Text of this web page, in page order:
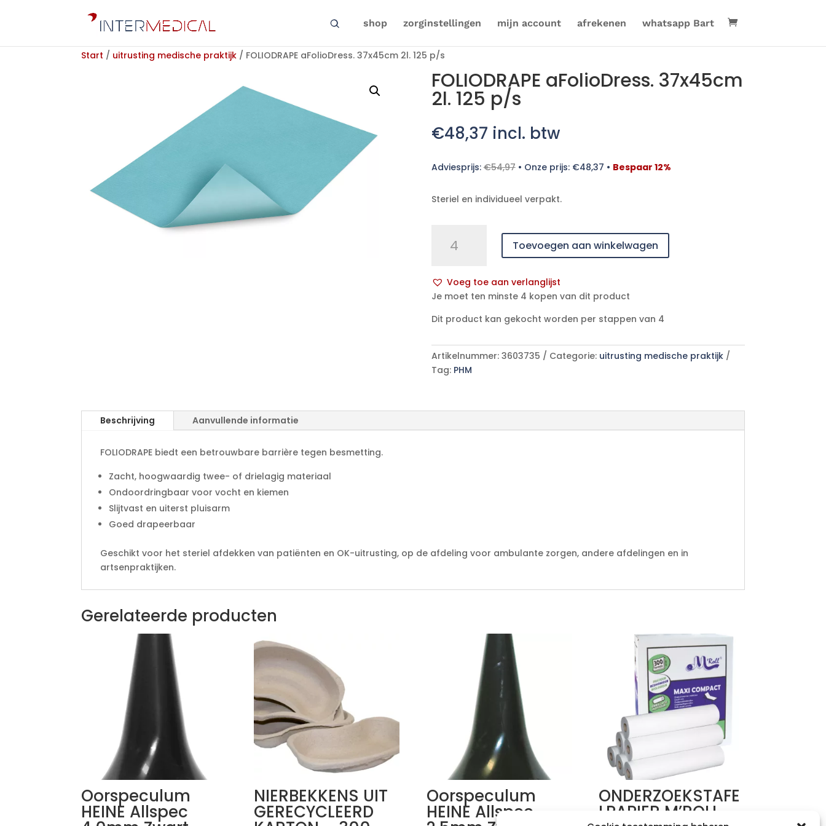
shop zorginstellingen mijn account afrekenen whatsapp Bart
Start / uitrusting medische praktijk / FOLIODRAPE aFolioDress. 37x45cm 2l. 125 p/s
FOLIODRAPE aFolioDress. 37x45cm
2l. 125 p/s
€48,37 incl. btw
Adviesprijs:€54,97• Onze prijs: €48,37 • Bespaar 12%
Steriel en individueel verpakt.
aFolioDress.
125
p/s
aantal
Toevoegen aan winkelwagen
Voeg toe aan verlanglijst
A
t
r
n
i
Je moet ten minste 4 kopen van dit product
Dit product kan gekocht worden per stappen van 4
Artikelnummer: 3603735 Categorie: uitrusting medische praktijk
Tag: PHM
Beschrijving Aanvullende informatie
FOLIODRAPE biedt een betrouwbare barrière tegen besmetting.
Zacht, hoogwaardig twee- of drielagig materiaal
Ondoordringbaar voor vocht en kiemen
Slijtvast en uiterst pluisarm
Goed drapeerbaar
Geschikt voor het steriel afdekken van patiënten en OK-uitrusting, op de afdeling voor ambulante zorgen, andere afdelingen en in
artsenpraktijken.
Gerelateerde producten
Oorspeculum
HEINE Allspec
NIERBEKKENS UIT
GERECYCLEERD
Oorspeculum
HEINE Allspec
ONDERZOEKSTAFE
LPAPIER M’ROLL